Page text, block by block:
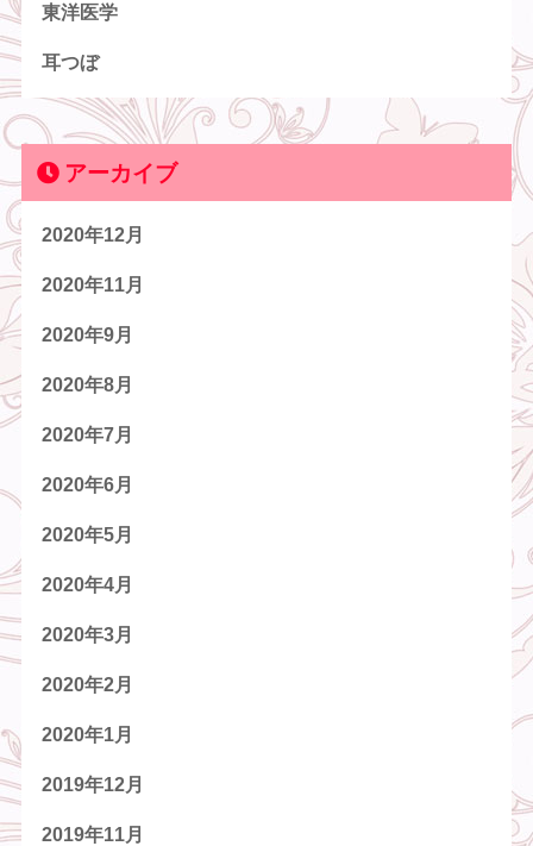
東洋医学
耳つぼ
アーカイブ
2020年12月
2020年11月
2020年9月
2020年8月
2020年7月
2020年6月
2020年5月
2020年4月
2020年3月
2020年2月
2020年1月
2019年12月
2019年11月